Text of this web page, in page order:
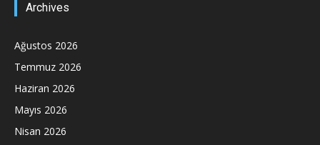
Archives
Ağustos 2026
Temmuz 2026
Haziran 2026
Mayıs 2026
Nisan 2026